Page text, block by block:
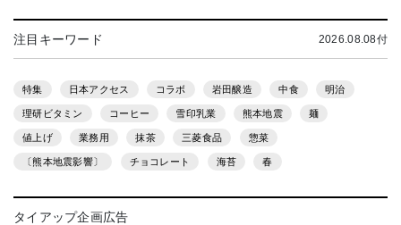
注目キーワード 2026.08.08付
特集 日本アクセス コラボ 岩田醸造 中食 明治
理研ビタミン コーヒー 雪印乳業 熊本地震 麺
値上げ 業務用 抹茶 三菱食品 惣菜
〔熊本地震影響〕 チョコレート 海苔 春
タイアップ企画広告